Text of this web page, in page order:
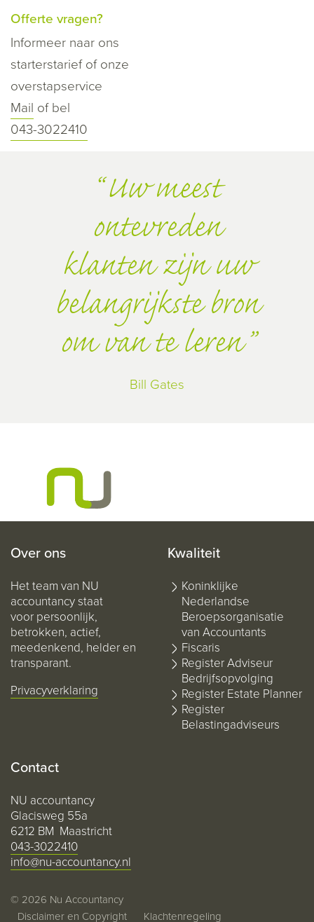
Offerte vragen?
Informeer naar ons
starterstarief of onze
overstapservice
Mail of bel
043-3022410
Uw meest
ontevreden
klanten zijn uw
belangrijkste bron
om van te leren
Bill Gates
Over ons
Het team van NU
accountancy staat
voor persoonlijk,
betrokken, actief,
meedenkend, helder en
transparant.
Privacyverklaring
Kwaliteit
Koninklijke
Nederlandse
Beroepsorganisatie
van Accountants
Fiscaris
Register Adviseur
Bedrijfsopvolging
Register Estate Planner
Register
Belastingadviseurs
Contact
NU accountancy
Glacisweg 55a
6212 BM Maastricht
043-3022410
info@nu-accountancy.nl
© 2026 Nu Accountancy
Disclaimer en Copyright
Klachtenregeling